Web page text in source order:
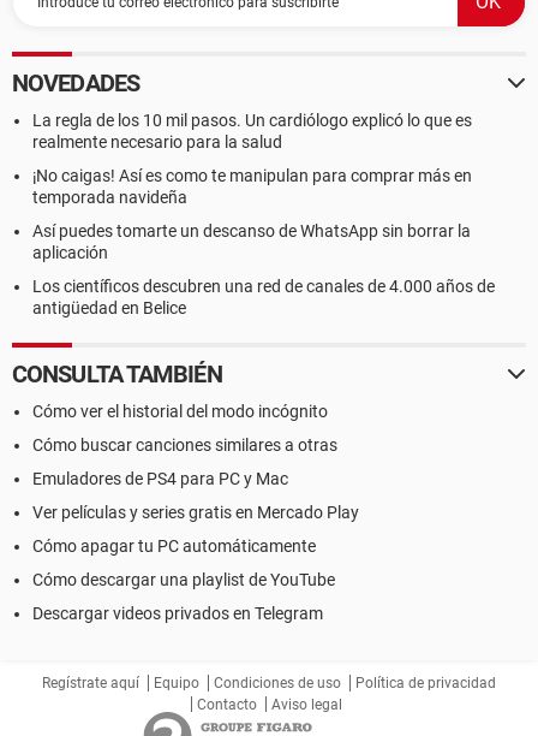
NOVEDADES
La regla de los 10 mil pasos. Un cardiólogo explicó lo que es
realmente necesario para la salud
¡No caigas! Así es como te manipulan para comprar más en
temporada navideña
Así puedes tomarte un descanso de WhatsApp sin borrar la
aplicación
Los científicos descubren una red de canales de 4.000 años de
antigüedad en Belice
CONSULTA TAMBIÉN
Cómo ver el historial del modo incógnito
Cómo buscar canciones similares a otras
Emuladores de PS4 para PC y Mac
Ver películas y series gratis en Mercado Play
Cómo apagar tu PC automáticamente
Cómo descargar una playlist de YouTube
Descargar videos privados en Telegram
Regístrate aquí Equipo Condiciones de uso
Política de privacidad
Contacto
Aviso legal